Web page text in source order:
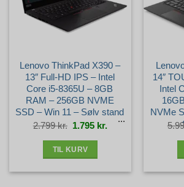
Lenovo ThinkPad X390 –
13″ Full-HD IPS – Intel
Core i5-8365U – 8GB
RAM – 256GB NVME
SSD – Win 11 – Sølv stand
2.799kr. Den
oprindelige
pris
1.795 kr. Den
aktuelle
pris
TIL KURV
14″
Intel
NVMe